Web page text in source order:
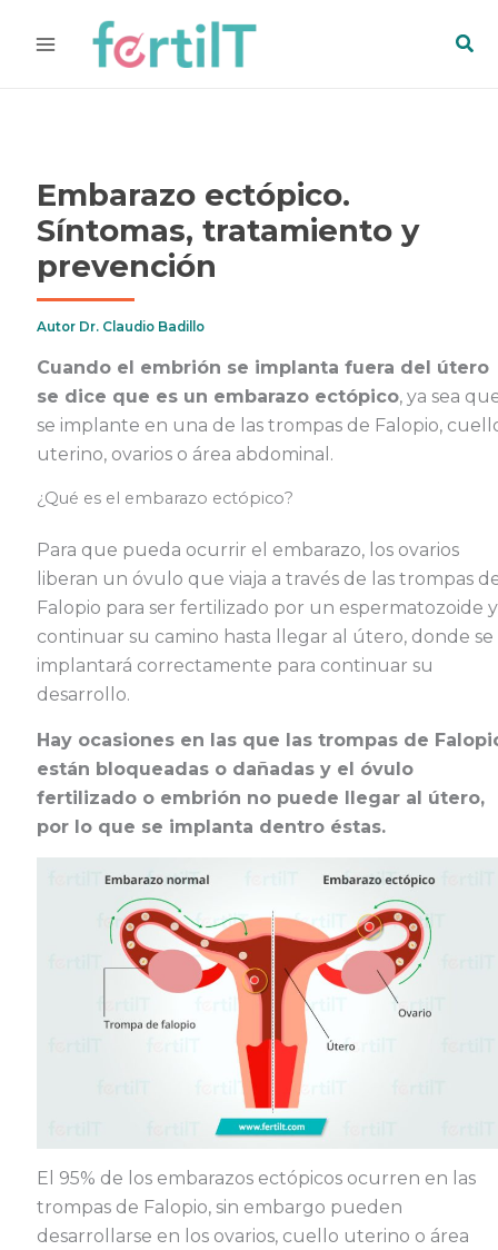
Embarazo ectópico.
Síntomas, tratamiento y
prevención
Autor Dr. Claudio Badillo
Cuando el embrión se implanta fuera del útero
se dice que es un embarazo ectópico, ya sea
se implante en una de las trompas de Falopio,
uterino, ovarios o área abdominal.
¿Qué es el embarazo ectópico?
Para que pueda ocurrir el embarazo, los ovarios
liberan un óvulo que viaja a través de las trompas
Falopio para ser fertilizado por un espermatozoide y
continuar su camino hasta llegar al útero, donde se
implantará correctamente para continuar su
desarrollo.
Hay ocasiones en las que las trompas de
están bloqueadas o dañadas y el óvulo
fertilizado o embrión no puede llegar al útero,
por lo que se implanta dentro éstas.
El 95% de los embarazos ectópicos ocurren en las
trompas de Falopio, sin embargo pueden
desarrollarse en los ovarios, cuello uterino o área